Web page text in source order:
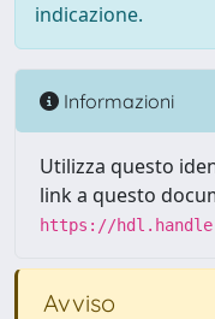
indicazione.
Informazioni
Utilizza questo
link a questo
https://
Avviso